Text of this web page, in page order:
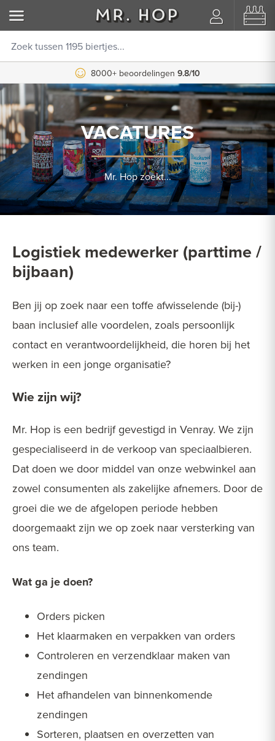
8000+ beoordelingen 9.8/10
VACATURES
Mr. Hop zoekt...
Logistiek medewerker (parttime /
bijbaan)
Ben jij op zoek naar een toffe afwisselende (bij-)
baan inclusief alle voordelen, zoals persoonlijk
contact en verantwoordelijkheid, die horen bij het
werken in een jonge organisatie?
Wie zijn wij?
Mr. Hop is een bedrijf gevestigd in Venray. We zijn
gespecialiseerd in de verkoop van speciaalbieren.
Dat doen we door middel van onze webwinkel aan
zowel consumenten als zakelijke afnemers. Door de
groei die we de afgelopen periode hebben
doorgemaakt zijn we op zoek naar versterking van
ons team.
Wat ga je doen?
Orders picken
Het klaarmaken en verpakken van orders
Controleren en verzendklaar maken van
zendingen
Het afhandelen van binnenkomende
zendingen
Sorteren, plaatsen en overzetten van